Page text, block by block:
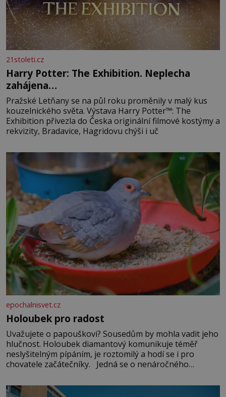
21stoleti.cz
Harry Potter: The Exhibition. Neplecha
zahájena…
Pražské Letňany se na půl roku proměnily v malý kus
kouzelnického světa. Výstava Harry Potter™: The
Exhibition přivezla do Česka originální filmové kostýmy a
rekvizity, Bradavice, Hagridovu chýši i uč
epochalnisvet.cz
Holoubek pro radost
Uvažujete o papouškovi? Sousedům by mohla vadit jeho
hlučnost. Holoubek diamantový komunikuje téměř
neslyšitelným pípáním, je roztomilý a hodí se i pro
chovatele začátečníky. Jedná se o nenáročného
času tráví na zemi, kde sbírá zbytky semínek Jeho
domovinou je prakticky celá Austrálie s výjimkou